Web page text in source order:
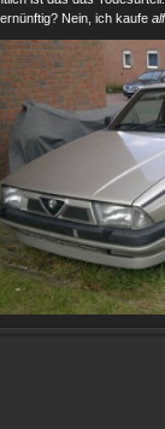
Nein, ich kaufe